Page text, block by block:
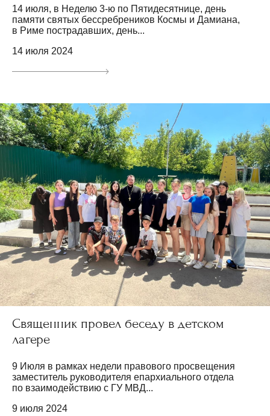
14 июля, в Неделю 3-ю по Пятидесятнице, день
памяти святых бессребреников Космы и Дамиана,
в Риме пострадавших, день...
14 июля 2024
Священник провел беседу в детском
лагере
9 Июля в рамках недели правового просвещения
заместитель руководителя епархиального отдела
по взаимодействию с ГУ МВД...
9 июля 2024